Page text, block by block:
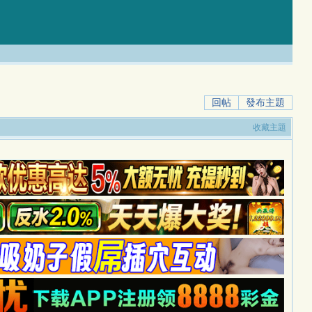
回帖 發布主題
收藏主題